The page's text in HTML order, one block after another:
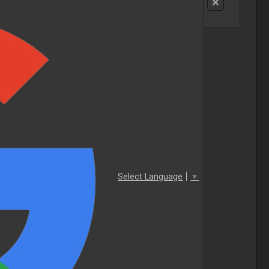
Select Language ▼